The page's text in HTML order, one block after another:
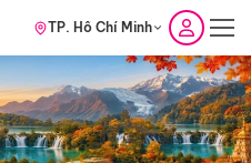
TP. Hồ Chí Minh